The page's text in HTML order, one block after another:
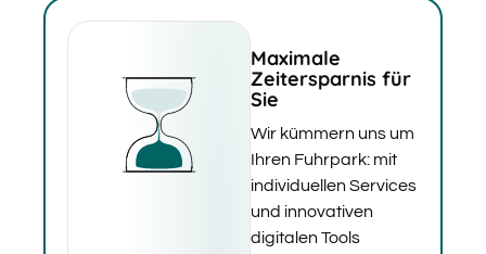
Maximale
Zeitersparnis für
Sie
Wir kümmern uns um
Ihren Fuhrpark: mit
individuellen Services
und innovativen
digitalen Tools